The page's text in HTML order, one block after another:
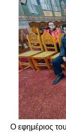
Ο εφημέριος